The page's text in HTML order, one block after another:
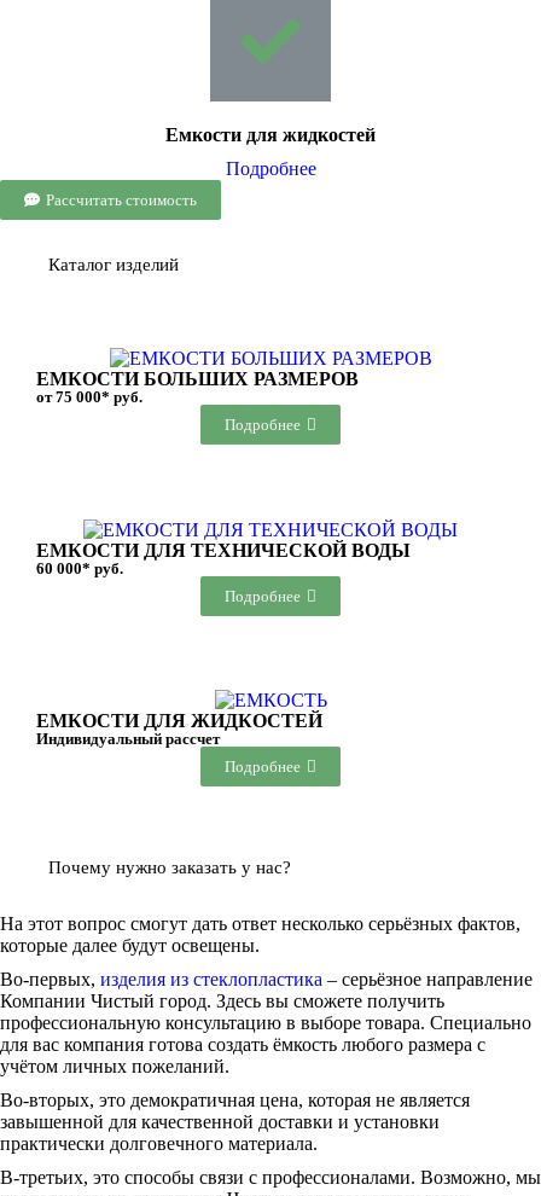
Емкости для жидкостей
Подробнее
Рассчитать стоимость
Каталог изделий
ЕМКОСТИ БОЛЬШИХ РАЗМЕРОВ
от 75 000* руб.
Подробнее
ЕМКОСТИ ДЛЯ ТЕХНИЧЕСКОЙ ВОДЫ
60 000* руб.
Подробнее
ЕМКОСТИ ДЛЯ ЖИДКОСТЕЙ
Индивидуальный рассчет
Подробнее
Почему нужно заказать у нас?
На этот вопрос смогут дать ответ несколько серьёзных фактов,
которые далее будут освещены.
Во-первых, изделия из стеклопластика – серьёзное направление
Компании Чистый город. Здесь вы сможете получить
профессиональную консультацию в выборе товара. Специально
для вас компания готова создать ёмкость любого размера с
учётом личных пожеланий.
Во-вторых, это демократичная цена, которая не является
завышенной для качественной доставки и установки
практически долговечного материала.
В-третьих, это способы связи с профессионалами. Возможно, мы